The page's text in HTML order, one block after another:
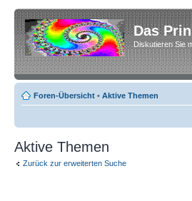
Das
Diskutieren Sie
Foren-Übersicht • Aktive Themen
Aktive Themen
Zurück zur erweiterten Suche